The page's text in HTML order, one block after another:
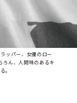
ッパー、女優のロー
ろん、人間味のあるキ
。